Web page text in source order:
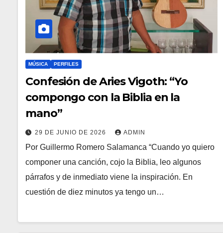
MÚSICA PERFILES
Confesión de Aries Vigoth: “Yo
compongo con la Biblia en la
mano”
29 DE JUNIO DE 2026 ADMIN
Por Guillermo Romero Salamanca “Cuando yo quiero
componer una canción, cojo la Biblia, leo algunos
párrafos y de inmediato viene la inspiración. En
cuestión de diez minutos ya tengo un…